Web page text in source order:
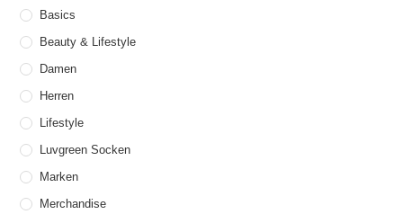
Basics
Beauty & Lifestyle
Damen
Herren
Lifestyle
Luvgreen Socken
Marken
Merchandise